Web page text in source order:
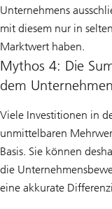
Unternehmens
mit diesem nur in
Marktwert haben.
Mythos 4: Die
dem
Viele Investitionen in
unmittelbaren
Basis. Sie können
die
eine akkurate